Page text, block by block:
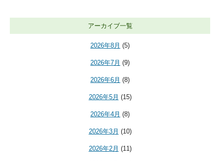
アーカイブ一覧
2026年8月 (5)
2026年7月 (9)
2026年6月 (8)
2026年5月 (15)
2026年4月 (8)
2026年3月 (10)
2026年2月 (11)